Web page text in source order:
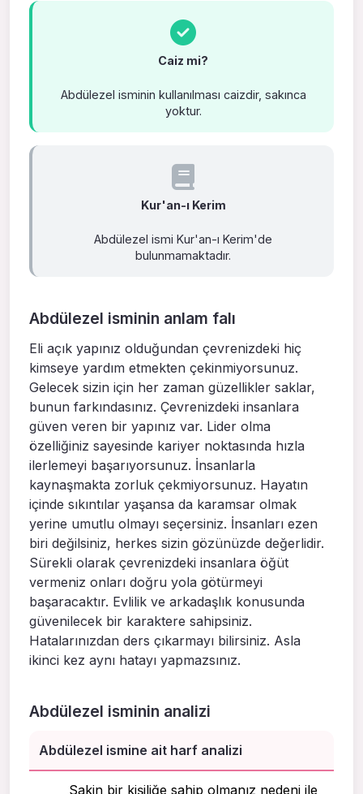
Caiz mi?
Abdülezel isminin kullanılması caizdir, sakınca
yoktur.
Kur'an-ı Kerim
Abdülezel ismi Kur'an-ı Kerim'de
bulunmamaktadır.
Abdülezel isminin anlam falı
Eli açık yapınız olduğundan çevrenizdeki hiç
kimseye yardım etmekten çekinmiyorsunuz.
Gelecek sizin için her zaman güzellikler saklar,
bunun farkındasınız. Çevrenizdeki insanlara
güven veren bir yapınız var. Lider olma
özelliğiniz sayesinde kariyer noktasında hızla
ilerlemeyi başarıyorsunuz. İnsanlarla
kaynaşmakta zorluk çekmiyorsunuz. Hayatın
içinde sıkıntılar yaşansa da karamsar olmak
yerine umutlu olmayı seçersiniz. İnsanları ezen
biri değilsiniz, herkes sizin gözünüzde değerlidir.
Sürekli olarak çevrenizdeki insanlara öğüt
vermeniz onları doğru yola götürmeyi
başaracaktır. Evlilik ve arkadaşlık konusunda
güvenilecek bir karaktere sahipsiniz.
Hatalarınızdan ders çıkarmayı bilirsiniz. Asla
ikinci kez aynı hatayı yapmazsınız.
Abdülezel isminin analizi
Abdülezel ismine ait harf analizi
Sakin bir kişiliğe sahip olmanız nedeni ile